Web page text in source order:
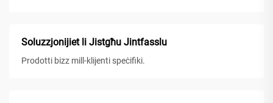
Soluzzjonijiet li Jistgħu Jintfasslu
Prodotti bizz mill-klijenti speċifiki.